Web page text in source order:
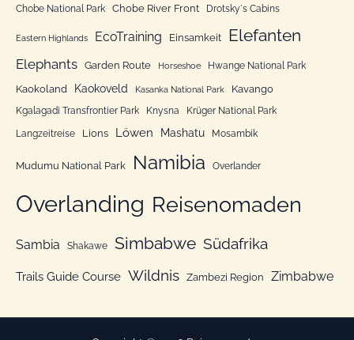
i
e
n
Chobe National Park Chobe River Front Drotsky´s Cabins
Eastern Highlands EcoTraining Einsamkeit Elefanten
Elephants Garden Route Horseshoe Hwange National Park
Kaokoland Kaokoveld Kasanka National Park Kavango
Kgalagadi Transfrontier Park Knysna Krüger National Park
Langzeitreise Lions Löwen Mashatu Mosambik
Mudumu National Park Namibia Overlander
Overlanding Reisenomaden
Sambia Shakawe Simbabwe Südafrika
Trails Guide Course Wildnis Zambezi Region Zimbabwe